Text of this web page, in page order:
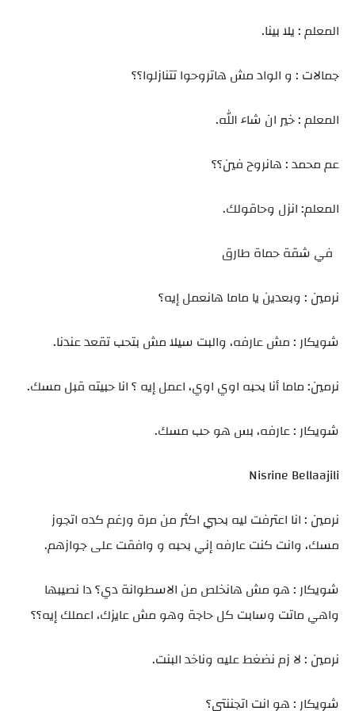
المعلم : يلا بينا.
جمالات : و الواد مش هاتروحوا تتنازلوا؟؟
المعلم : خير ان شاء الله.
عم محمد : هانروح فين؟؟
المعلم: انزل وحاقولك.
في شقة حماة طارق
نرمين : وبعدين يا ماما هانعمل إيه؟
شويكار : مش عارفه، والبت سيلا مش بتحب تقعد عندنا.
نرمين: ماما أنا بحبه اوي اوي، اعمل إيه ؟ انا حبيته قبل مسك.
شويكار : عارفه، بس هو حب مسك.
Nisrine Bellaajili
نرمين : انا اعترفت ليه بحبي اكثر من مرة ورغم كده اتجوز
مسك، وانت كنت عارفه إني بحبه و وافقت على جوازهم.
شويكار : هو مش هانخلص من الاسطوانة دي؟ دا نصيبها
واهي ماتت وسابت كل حاجة وهو مش عايزك، اعملك إيه؟؟
نرمين : لا زم نضغط عليه وناخد البنت.
شويكار : هو انت اتجننتي؟